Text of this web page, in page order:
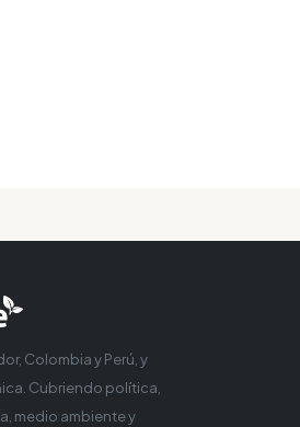
Colombia y Perú, y
Cubriendo política,
medio ambiente y